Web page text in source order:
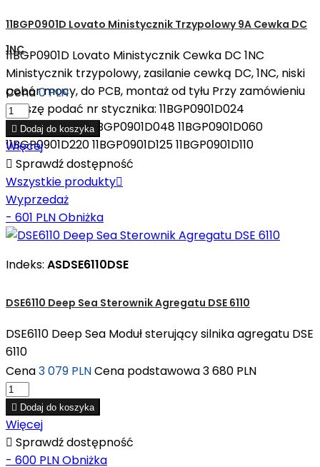
11BGP0901D Lovato Ministycznik Trzypolowy 9A Cewka DC
1NC
11BGP0901D Lovato Ministycznik Cewka DC 1NC
Ministycznik trzypolowy, zasilanie cewką DC, 1NC, niski
pobór mocy, do PCB, montaż od tyłu Przy zamówieniu
proszę podać nr stycznika: 11BGP0901D024
11BGP0901D012 11BGP0901D048 11BGP0901D060
11BGP0901D220 11BGP0901D125 11BGP0901D110
Cena0 PLN
 Dodaj do koszyka
Więcej
 Sprawdź dostępność
Wszystkie produkty
Wyprzedaż
- 601 PLNObniżka
Indeks: ASDSE6110DSE
DSE6110 Deep Sea Sterownik Agregatu DSE 6110
DSE6110 Deep Sea Moduł sterujący silnika agregatu DSE
6110
Cena3 079 PLNCena podstawowa3 680 PLN
 Dodaj do koszyka
Więcej
 Sprawdź dostępność
- 600 PLNObniżka